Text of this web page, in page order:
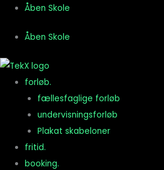
indholdet
Åben Skole
Åben Skole
forløb.
fællesfaglige forløb
undervisningsforløb
Plakat skabeloner
fritid.
booking.